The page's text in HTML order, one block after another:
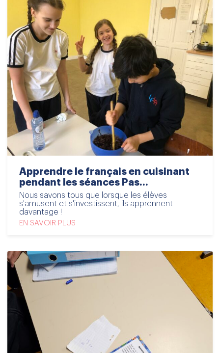
Apprendre le français en cuisinant
pendant les séances Pas...
Nous savons tous que lorsque les élèves
s'amusent et s'investissent, ils apprennent
davantage !
EN SAVOIR PLUS